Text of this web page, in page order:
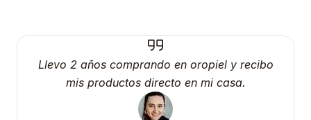
Llevo 2 años comprando en oropiel y recibo
mis productos directo en mi casa.